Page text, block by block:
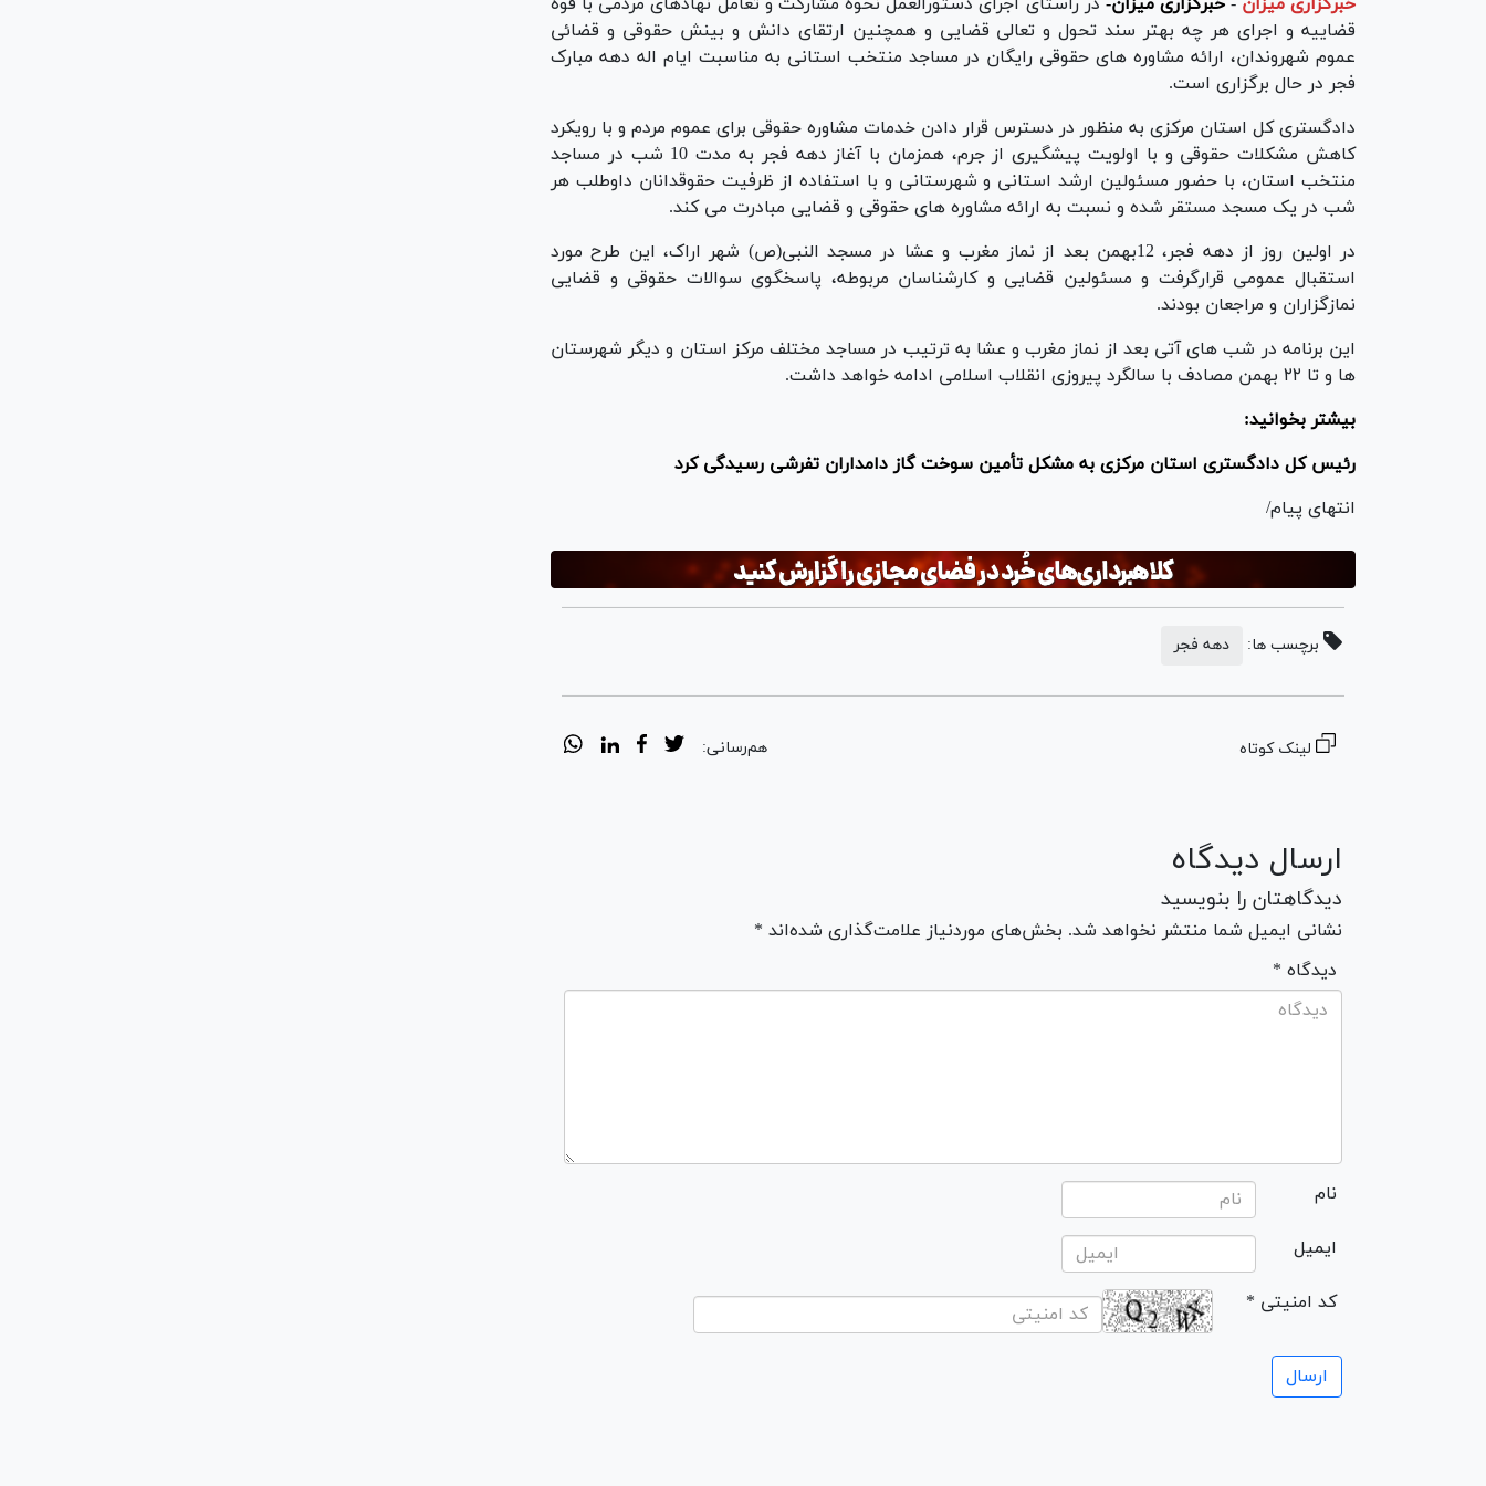
قضاییه و اجرای هر چه بهتر سند تحول و تعالی قضایی و همچنین ارتقای دانش و بینش حقوقی و قضائی
عموم شهروندان، ارائه مشاوره های حقوقی رایگان در مساجد منتخب استانی به مناسبت ایام اله دهه مبارک
فجر در حال برگزاری است.
دادگستری کل استان مرکزی به منظور در دسترس‌ قرار دادن خدمات مشاوره حقوقی برای عموم مردم و با رویکرد
کاهش مشکلات حقوقی و با اولویت پیشگیری از جرم، همزمان با آغاز دهه فجر به مدت 10 شب در مساجد
منتخب استان، با حضور مسئولین ارشد استانی و شهرستانی و با استفاده از ظرفیت حقوقدانان داوطلب هر
شب در یک مسجد مستقر شده و نسبت به ارائه مشاوره های حقوقی و قضایی مبادرت می کند.
در اولین روز از دهه فجر، 12بهمن بعد از نماز مغرب و عشا در مسجد النبی(ص) شهر اراک، این طرح مورد
استقبال عمومی قرارگرفت و مسئولین قضایی و کارشناسان مربوطه، پاسخگوی سوالات حقوقی و قضایی
نمازگزاران و مراجعان بودند.
این برنامه در شب های آتی بعد از نماز مغرب و عشا به ترتیب در مساجد مختلف مرکز استان و دیگر شهرستان
ها و تا ۲۲ بهمن مصادف با سالگرد پیروزی انقلاب اسلامی ادامه خواهد داشت.
بیشتر بخوانید:
رئیس کل دادگستری استان مرکزی به مشکل تأمین سوخت گاز دامداران تفرشی رسیدگی کرد
انتهای پیام/
برچسب ها: دهه فجر
لینک کوتاه هم‌رسانی:
ارسال دیدگاه
دیدگاهتان را بنویسید
نشانی ایمیل شما منتشر نخواهد شد. بخش‌های موردنیاز علامت‌گذاری شده‌اند *
* دیدگاه
نام
ایمیل
* کد امنیتی